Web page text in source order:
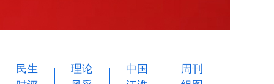
民生
理论
中国
周刊